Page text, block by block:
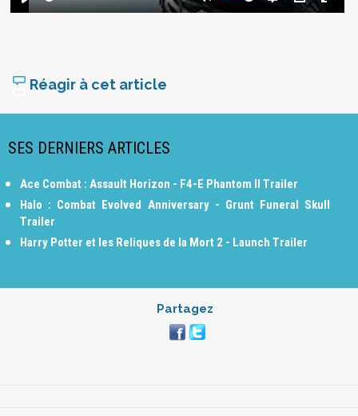
Réagir à cet article
SES DERNIERS ARTICLES
Ace Combat : Assault Horizon - F4-E Phantom II Trailer
Halo : Combat Evolved Anniversary - Grunt Funeral Skull
Trailer
Harry Potter et les Reliques de la Mort 2 - Launch Trailer
Partagez